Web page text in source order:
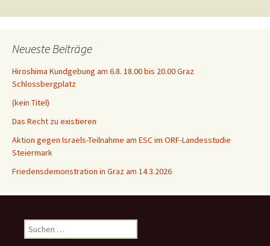
Neueste Beiträge
Hiroshima Kundgebung am 6.8. 18.00 bis 20.00 Graz
Schlossbergplatz
(kein Titel)
Das Recht zu existieren
Aktion gegen Israels-Teilnahme am ESC im ORF-Landesstudie
Steiermark
Friedensdemonstration in Graz am 14.3.2026
Suchen
nach: